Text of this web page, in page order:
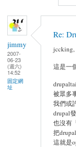
jimmy
2007-
06-23
(週六)
14:52
固定網
址
Re:
jccking,
這是一
被眾多
我們或
drupal
也沒有
把
這就是